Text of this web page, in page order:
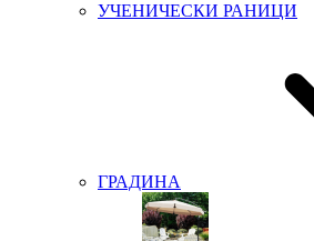
УЧЕНИЧЕСКИ РАНИЦИ
ГРАДИНА